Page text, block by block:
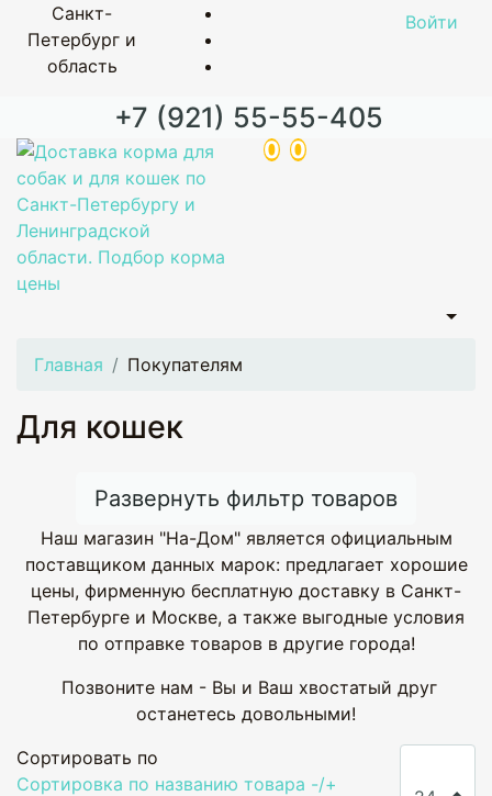
Санкт-
Петербург и
область
Войти
+7 (921) 55-55-405
0 0
Главная Покупателям
Для кошек
Развернуть фильтр товаров
Наш магазин "На-Дом" является официальным
поставщиком данных марок: предлагает хорошие
цены, фирменную бесплатную доставку в Санкт-
Петербурге и Москве, а также выгодные условия
по отправке товаров в другие города!
Позвоните нам - Вы и Ваш хвостатый друг
останетесь довольными!
Сортировать по
Сортировка по названию товара -/+